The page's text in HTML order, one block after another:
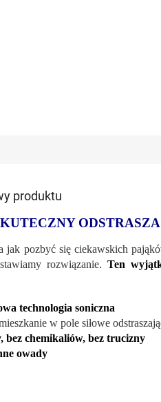
produktu
jak pozbyć się ciekawskich
rozwiązanie. Ten
technologia soniczna
w pole siłowe
bez chemikaliów, bez trucizny
owady